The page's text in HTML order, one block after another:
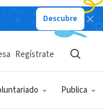
Descubre
Publica
Regístrate
SECTOR)